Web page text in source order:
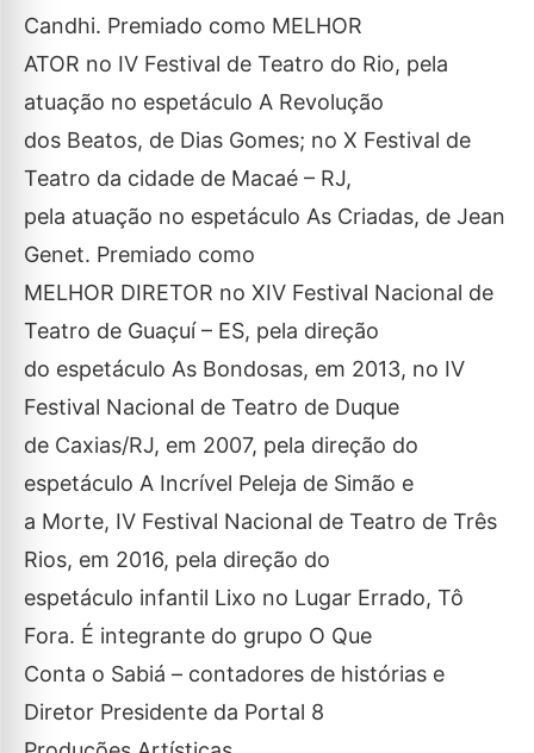
Candhi. Premiado como MELHOR
ATOR no IV Festival de Teatro do Rio, pela
atuação no espetáculo A Revolução
dos Beatos, de Dias Gomes; no X Festival de
Teatro da cidade de Macaé – RJ,
pela atuação no espetáculo As Criadas, de Jean
Genet. Premiado como
MELHOR DIRETOR no XIV Festival Nacional de
Teatro de Guaçuí – ES, pela direção
do espetáculo As Bondosas, em 2013, no IV
Festival Nacional de Teatro de Duque
de Caxias/RJ, em 2007, pela direção do
espetáculo A Incrível Peleja de Simão e
a Morte, IV Festival Nacional de Teatro de Três
Rios, em 2016, pela direção do
espetáculo infantil Lixo no Lugar Errado, Tô
Fora. É integrante do grupo O Que
Conta o Sabiá – contadores de histórias e
Diretor Presidente da Portal 8